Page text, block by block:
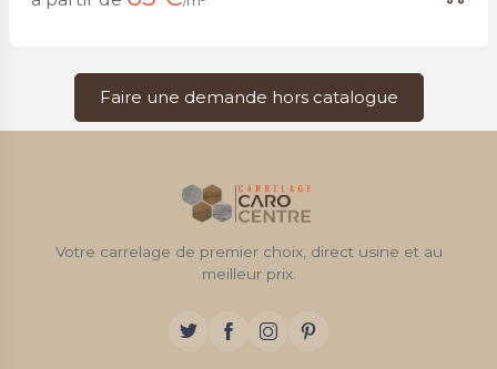
Faire une demande hors catalogue
Votre carrelage de premier choix, direct usine et au
meilleur prix.